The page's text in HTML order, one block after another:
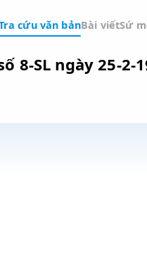
chủTra cứu văn bản
số 8-SL